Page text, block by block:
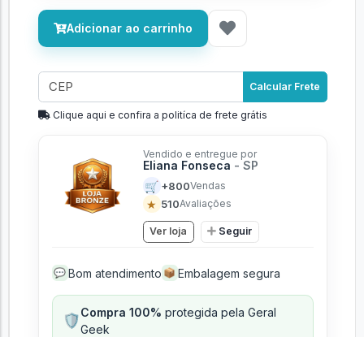
Adicionar ao carrinho
Calcular Frete
Clique aqui e confira a politíca de frete grátis
Vendido e entregue por
Eliana Fonseca - SP
🛒 +800Vendas
★ 510Avaliações
Ver loja Seguir
💬 Bom atendimento 📦 Embalagem segura
🛡️Compra 100% protegida pela Geral
Geek